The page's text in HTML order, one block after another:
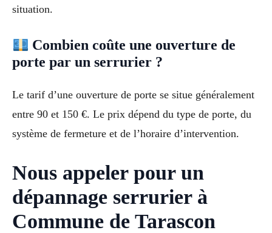
situation.
Combien coûte une ouverture de
porte par un serrurier ?
Le tarif d’une ouverture de porte se situe généralement
entre 90 et 150 €. Le prix dépend du type de porte, du
système de fermeture et de l’horaire d’intervention.
Nous appeler pour un
dépannage serrurier à
Commune de Tarascon